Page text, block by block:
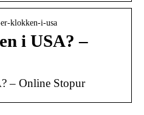
klokken-i-usa
i USA? –
– Online Stopur